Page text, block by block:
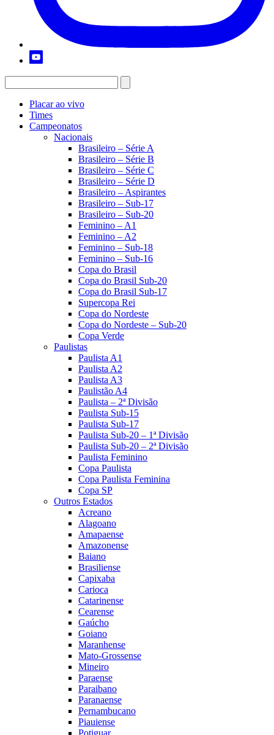
Placar ao vivo
Times
Campeonatos
Nacionais
Brasileiro – Série A
Brasileiro – Série B
Brasileiro – Série C
Brasileiro – Série D
Brasileiro – Aspirantes
Brasileiro – Sub-17
Brasileiro – Sub-20
Feminino – A1
Feminino – A2
Feminino – Sub-18
Feminino – Sub-16
Copa do Brasil
Copa do Brasil Sub-20
Copa do Brasil Sub-17
Supercopa Rei
Copa do Nordeste
Copa do Nordeste – Sub-20
Copa Verde
Paulistas
Paulista A1
Paulista A2
Paulista A3
Paulistão A4
Paulista – 2ª Divisão
Paulista Sub-15
Paulista Sub-17
Paulista Sub-20 – 1ª Divisão
Paulista Sub-20 – 2ª Divisão
Paulista Feminino
Copa Paulista
Copa Paulista Feminina
Copa SP
Outros Estados
Acreano
Alagoano
Amapaense
Amazonense
Baiano
Brasiliense
Capixaba
Carioca
Catarinense
Cearense
Gaúcho
Goiano
Maranhense
Mato-Grossense
Mineiro
Paraense
Paraibano
Paranaense
Pernambucano
Piauiense
Potiguar